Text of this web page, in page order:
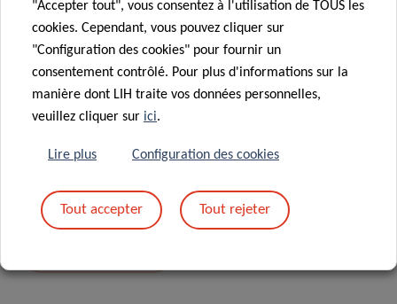
En envoyant votre message, vous acceptez
"Accepter tout", vous consentez à l'utilisation de TOUS les
cookies. Cependant, vous pouvez cliquer sur
"Configuration des cookies" pour fournir un
consentement contrôlé. Pour plus d'informations sur la
manière dont LIH traite vos données personnelles,
veuillez cliquer sur ici.
Lire plus Configuration des cookies
Tout accepter Tout rejeter